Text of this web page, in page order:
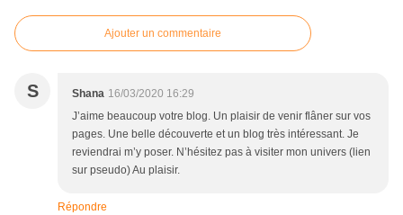
Ajouter un commentaire
S Shana 16/03/2020 16:29
J’aime beaucoup votre blog. Un plaisir de venir flâner sur vos
pages. Une belle découverte et un blog très intéressant. Je
reviendrai m’y poser. N’hésitez pas à visiter mon univers (lien
sur pseudo) Au plaisir.
Répondre